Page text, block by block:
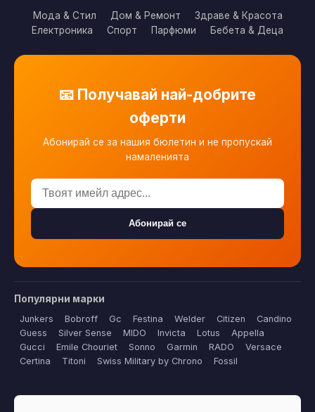
Мода & Стил Дом & Ремонт
Здраве & Красота
Електроника
Спорт Парфюми Бебета & Деца
📧 Получавай най-добрите
оферти
Абонирай се за нашия бюлетин и не пропускай
намаленията
Абонирай се
Популярни марки
Junkers Bobroff Gc Festina Welder Citizen
Candino
Guess
Silver Sense MIDO Invicta Lotus
Appella
Gucci
Emile Chouriet Sonno Garmin RADO
Versace
Certina
Titoni Swiss Military by Chrono Fossil